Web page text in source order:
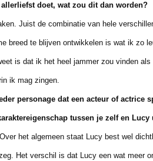
doet, wat zou dit dan worden?
Juist de combinatie van hele
te blijven ontwikkelen is wat ik zo
is dat ik het heel jammer zou vinden als
ik mag zingen.
personage dat een acteur of actrice
tussen je zelf en Lucy
het algemeen staat Lucy best wel
Het verschil is dat Lucy een wat meer